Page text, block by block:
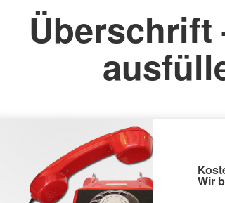
Überschrift
Wir